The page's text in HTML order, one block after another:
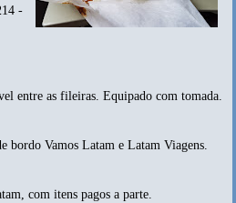
entre as fileiras. Equipado com tomada.
bordo Vamos Latam e Latam Viagens.
com itens pagos a parte.